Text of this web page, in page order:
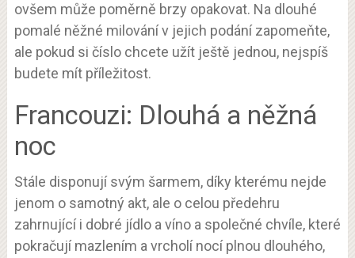
ovšem může poměrně brzy opakovat. Na dlouhé
pomalé něžné milování v jejich podání zapomeňte,
ale pokud si číslo chcete užít ještě jednou, nejspíš
budete mít příležitost.
Francouzi: Dlouhá a něžná
noc
Stále disponují svým šarmem, díky kterému nejde
jenom o samotný akt, ale o celou předehru
zahrnující i dobré jídlo a víno a společné chvíle, které
pokračují mazlením a vrcholí nocí plnou dlouhého,